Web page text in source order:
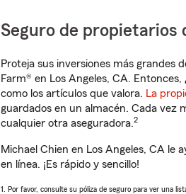
Seguro de propietarios
Proteja sus inversiones más grandes
Farm® en Los Angeles, CA.
como los artículos que valora. La
guardados en un almacén. Cada vez
cualquier otra aseguradora.2
Michael Chien en Los Angeles, CA le
en línea. ¡Es rápido y sencillo!
1. Por favor, consulte su póliza de seguro para ver una